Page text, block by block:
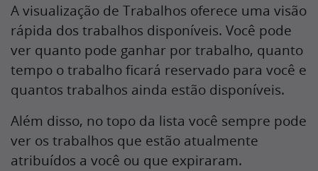
A visualização de Trabalhos oferece uma visão
rápida dos trabalhos disponíveis. Você pode
ver quanto pode ganhar por trabalho, quanto
tempo o trabalho ficará reservado para você e
quantos trabalhos ainda estão disponíveis.
Além disso, no topo da lista você sempre pode
ver os trabalhos que estão atualmente
atribuídos a você ou que expiraram.